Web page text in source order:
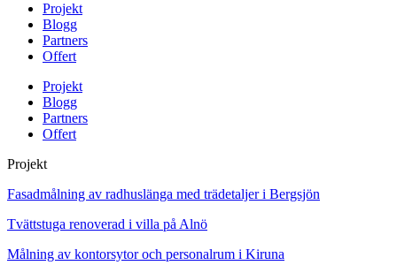
Projekt
Blogg
Partners
Offert
Projekt
Blogg
Partners
Offert
Projekt
Fasadmålning av radhuslänga med trädetaljer i Bergsjön
Tvättstuga renoverad i villa på Alnö
Målning av kontorsytor och personalrum i Kiruna